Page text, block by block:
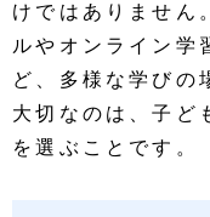
けではありません
ルやオンライン学
ど、多様な学びの
大切なのは、子ど
を選ぶことです。